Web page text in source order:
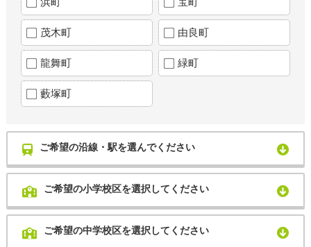
茂木町 由良町
龍舞町 緑町
藪塚町
ご希望の沿線・駅を選んでください
ご希望の小学校区を選択してください
ご希望の中学校区を選択してください